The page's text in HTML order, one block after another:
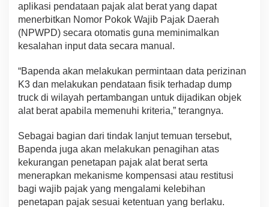
aplikasi pendataan pajak alat berat yang dapat
menerbitkan Nomor Pokok Wajib Pajak Daerah
(NPWPD) secara otomatis guna meminimalkan
kesalahan input data secara manual.
“Bapenda akan melakukan permintaan data perizinan
K3 dan melakukan pendataan fisik terhadap dump
truck di wilayah pertambangan untuk dijadikan objek
alat berat apabila memenuhi kriteria,” terangnya.
Sebagai bagian dari tindak lanjut temuan tersebut,
Bapenda juga akan melakukan penagihan atas
kekurangan penetapan pajak alat berat serta
menerapkan mekanisme kompensasi atau restitusi
bagi wajib pajak yang mengalami kelebihan
penetapan pajak sesuai ketentuan yang berlaku.